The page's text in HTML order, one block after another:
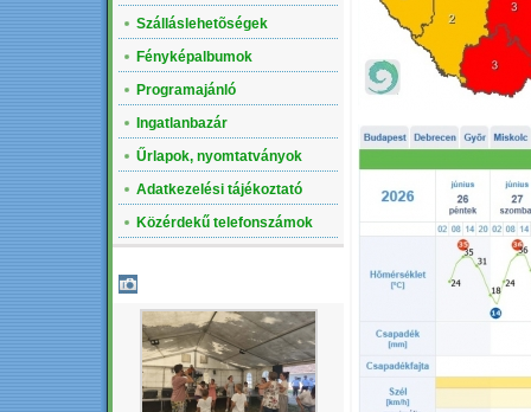
Szálláslehetõségek
Fényképalbumok
Programajánló
Ingatlanbazár
Űrlapok, nyomtatványok
Adatkezelési tájékoztató
Közérdekű telefonszámok